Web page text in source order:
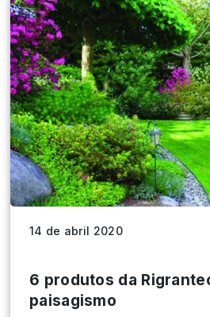
14 de abril 2020
6 produtos da
paisagismo